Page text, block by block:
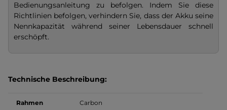
Bedienungsanleitung zu befolgen. Indem Sie diese
Richtlinien befolgen, verhindern Sie, dass der Akku seine
Nennkapazität während seiner Lebensdauer schnell
erschöpft.
Technische Beschreibung:
Rahmen Carbon